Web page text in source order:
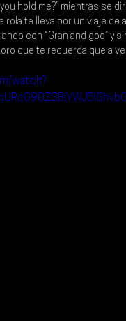
hold me?” mientras se
rola te lleva por un viaje
con “Gran and god”
que te recuerda que a
watch?